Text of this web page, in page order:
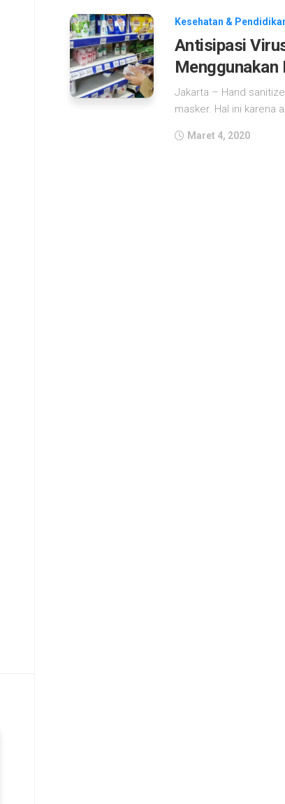
Kesehatan &
Antisipasi
Menggunakan
Jakarta – Hand
masker. Hal ini karena
Maret 4, 2020